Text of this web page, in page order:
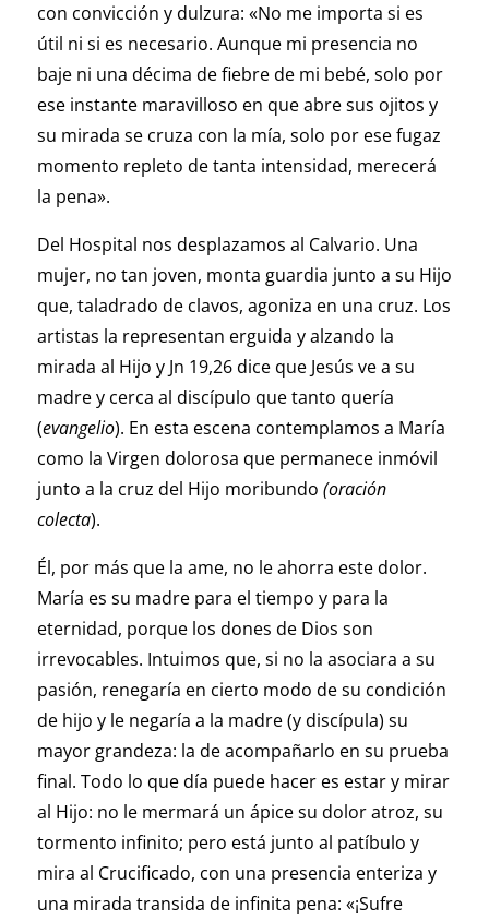
con convicción y dulzura: «No me importa si es
útil ni si es necesario. Aunque mi presencia no
baje ni una décima de fiebre de mi bebé, solo por
ese instante maravilloso en que abre sus ojitos y
su mirada se cruza con la mía, solo por ese fugaz
momento repleto de tanta intensidad, merecerá
la pena».
Del Hospital nos desplazamos al Calvario. Una
mujer, no tan joven, monta guardia junto a su Hijo
que, taladrado de clavos, agoniza en una cruz. Los
artistas la representan erguida y alzando la
mirada al Hijo y Jn 19,26 dice que Jesús ve a su
madre y cerca al discípulo que tanto quería
(evangelio). En esta escena contemplamos a María
como la Virgen dolorosa que permanece inmóvil
junto a la cruz del Hijo moribundo (oración
colecta).
Él, por más que la ame, no le ahorra este dolor.
María es su madre para el tiempo y para la
eternidad, porque los dones de Dios son
irrevocables. Intuimos que, si no la asociara a su
pasión, renegaría en cierto modo de su condición
de hijo y le negaría a la madre (y discípula) su
mayor grandeza: la de acompañarlo en su prueba
final. Todo lo que día puede hacer es estar y mirar
al Hijo: no le mermará un ápice su dolor atroz, su
tormento infinito; pero está junto al patíbulo y
mira al Crucificado, con una presencia enteriza y
una mirada transida de infinita pena: «¡Sufre